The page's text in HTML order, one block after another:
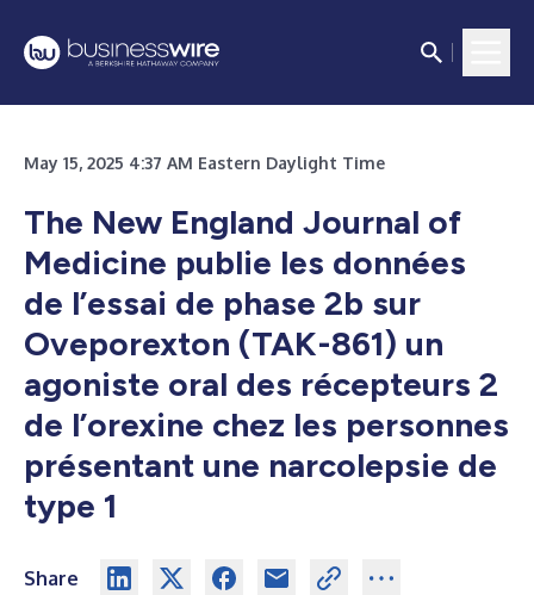
May 15, 2025 4:37 AM Eastern Daylight Time
The New England Journal of
Medicine publie les données
de l’essai de phase 2b sur
Oveporexton (TAK-861) un
agoniste oral des récepteurs 2
de l’orexine chez les personnes
présentant une narcolepsie de
type 1
Share